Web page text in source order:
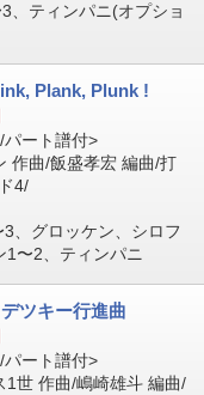
、ティンパニ(オプショ
Plank, Plunk !
ート譜付>
作曲/飯盛孝宏 編曲/打
4/
、グロッケン、シロフ
1〜2、ティンパニ
ツキー行進曲
ート譜付>
1世 作曲/嶋崎雄斗 編曲/